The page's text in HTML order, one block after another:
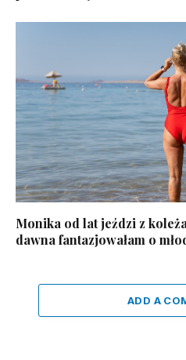
Monika od lat jeździ z
dawna fantazjowałam o
ADD A